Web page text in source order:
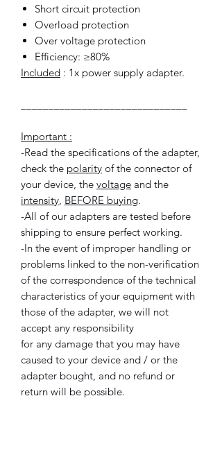
Short circuit protection
Overload protection
Over voltage protection
Efficiency: ≥80%
Included : 1x power supply adapter.
Important :
-Read the specifications of the adapter,
check the polarity of the connector of
your device, the voltage and the
intensity BEFORE buying.
-All of our adapters are tested before
shipping to ensure perfect working.
-In the event of improper handling or
problems linked to the non-verification
of the correspondence of the technical
characteristics of your equipment with
those of the adapter, we will not
accept any responsibility
for any damage that you may have
caused to your device and / or the
adapter bought, and no refund or
return will be possible.